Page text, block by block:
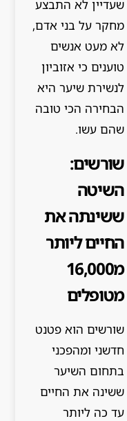
שעדיין לא התבצע
מחקר על בני אדם,
לא מעט אנשים
טוענים כי אזוביון
לנשירת שיער היא
הבחירה הכי טובה
שהם עשו.
שורשים:
השיטה
ששינתה את
החיים ליותר
מ16,000
מטופלים
שורשים הוא פטנט
חדשני ומהפכני
בתחום השיער
ששינה את החיים
עד כה ליותר